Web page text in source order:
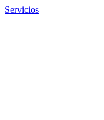
Servicios